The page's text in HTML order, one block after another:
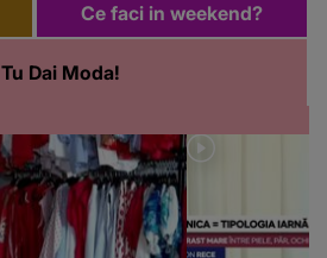
Tu Dai Moda!
Ce faci in weekend?